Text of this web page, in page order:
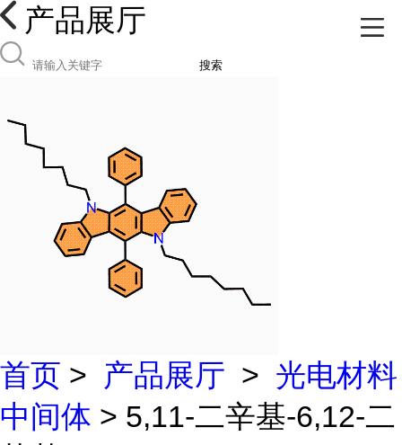
产品展厅
搜索
首页 > 产品展厅 > 光电材料
中间体 > 5,11-二辛基-6,12-二